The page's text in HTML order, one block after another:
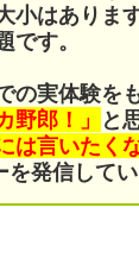
小はありま
です。
の実体験を
野郎！」
と
は言いたく
を発信してい